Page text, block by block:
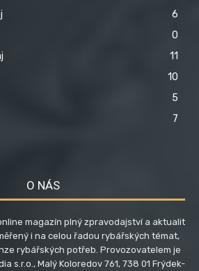
6
0
11
10
5
7
O NÁS
magazín plný zpravodajství a aktualit
i na celou řadou rybářských témat,
rybářských potřeb. Provozovatelem je
s.r.o., Malý Koloredov 761, 738 01 Frýdek-